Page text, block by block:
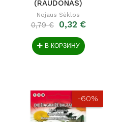
(RAUDONAS)
Nojaus Sėklos
0,79 € 0,32 €
В КОРЗИНУ
-60%